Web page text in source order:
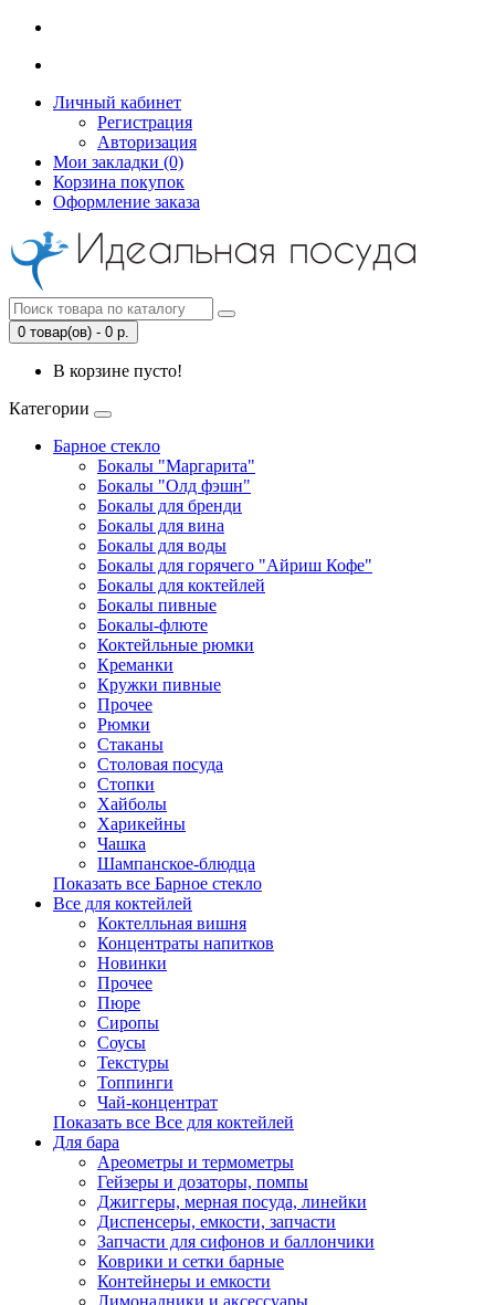
Личный кабинет
Регистрация
Авторизация
Мои закладки (0)
Корзина покупок
Оформление заказа
0 товар(ов) - 0 р.
В корзине пусто!
Категории
Барное стекло
Бокалы "Маргарита"
Бокалы "Олд фэшн"
Бокалы для бренди
Бокалы для вина
Бокалы для воды
Бокалы для горячего "Айриш Кофе"
Бокалы для коктейлей
Бокалы пивные
Бокалы-флюте
Коктейльные рюмки
Креманки
Кружки пивные
Прочее
Рюмки
Стаканы
Столовая посуда
Стопки
Хайболы
Харикейны
Чашка
Шампанское-блюдца
Показать все Барное стекло
Все для коктейлей
Коктелльная вишня
Концентраты напитков
Новинки
Прочее
Пюре
Сиропы
Соусы
Текстуры
Топпинги
Чай-концентрат
Показать все Все для коктейлей
Для бара
Ареометры и термометры
Гейзеры и дозаторы, помпы
Джиггеры, мерная посуда, линейки
Диспенсеры, емкости, запчасти
Запчасти для сифонов и баллончики
Коврики и сетки барные
Контейнеры и емкости
Лимонадники и аксессуары